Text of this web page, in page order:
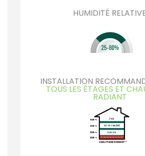
HUMIDITÉ
INSTALLATION
TOUS LES ÉTAGES ET
RADIANT